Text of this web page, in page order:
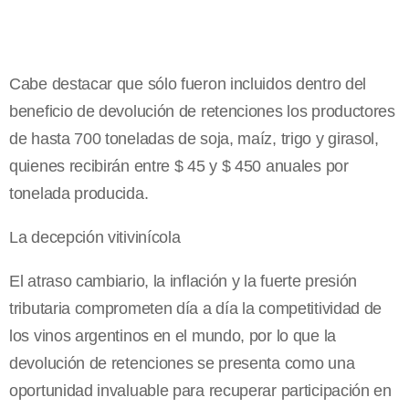
Cabe destacar que sólo fueron incluidos dentro del
beneficio de devolución de retenciones los productores
de hasta 700 toneladas de soja, maíz, trigo y girasol,
quienes recibirán entre $ 45 y $ 450 anuales por
tonelada producida.
La decepción vitivinícola
El atraso cambiario, la inflación y la fuerte presión
tributaria comprometen día a día la competitividad de
los vinos argentinos en el mundo, por lo que la
devolución de retenciones se presenta como una
oportunidad invaluable para recuperar participación en